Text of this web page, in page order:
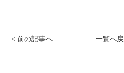
< 前の記事へ 一覧へ